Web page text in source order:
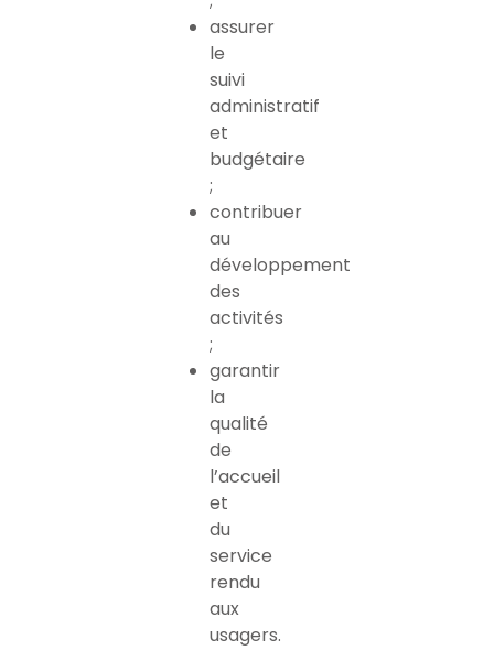
assurer
le
suivi
administratif
et
budgétaire
;
contribuer
au
développement
des
activités
;
garantir
la
qualité
de
l’accueil
et
du
service
rendu
aux
usagers.